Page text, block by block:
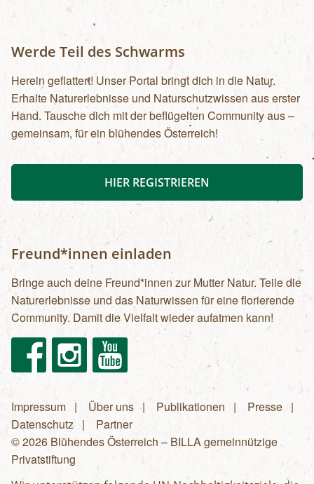
Werde Teil des Schwarms
Herein geflattert! Unser Portal bringt dich in die Natur.
Erhalte Naturerlebnisse und Naturschutzwissen aus erster
Hand. Tausche dich mit der beflügelten Community aus –
gemeinsam, für ein blühendes Österreich!
HIER REGISTRIEREN
Freund*innen einladen
Bringe auch deine Freund*innen zur Mutter Natur. Teile die
Naturerlebnisse und das Naturwissen für eine florierende
Community. Damit die Vielfalt wieder aufatmen kann!
FacebookInstagram Youtube
Fußzeilenmenü
Impressum Über uns Publikationen
Presse
Datenschutz
Partner
© 2026 Blühendes Österreich – BILLA gemeinnützige
Privatstiftung